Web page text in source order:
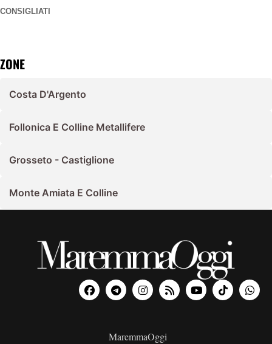
CONSIGLIATI
ZONE
Costa D'Argento
Follonica E Colline Metallifere
Grosseto - Castiglione
Monte Amiata E Colline
MaremmaOggi